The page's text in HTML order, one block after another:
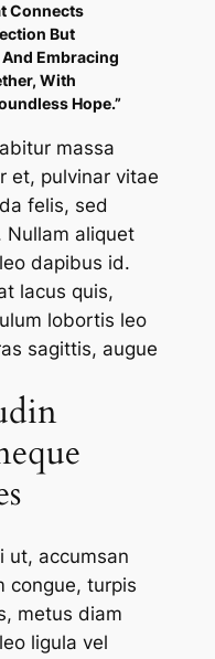
Connects
But
Embracing
With
Hope.”
massa
et, pulvinar vitae
felis, sed
Nullam aliquet
dapibus id.
lacus quis,
lobortis leo
sagittis, augue
ut, accumsan
congue, turpis
metus diam
ligula vel